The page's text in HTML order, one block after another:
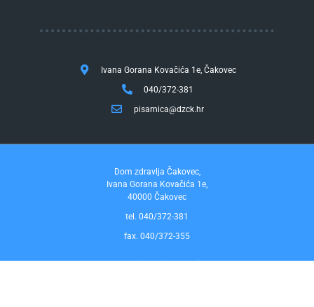
Ivana Gorana Kovačića 1e, Čakovec
040/372-381
pisarnica@dzck.hr
Dom zdravlja Čakovec,
Ivana Gorana Kovačića 1e,
40000 Čakovec
tel. 040/372-381
fax. 040/372-355
Pravo na pristup informacijama